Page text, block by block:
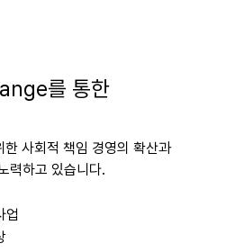
를 통한
사회적 책임 경영의 확산과
력하고 있습니다.
업